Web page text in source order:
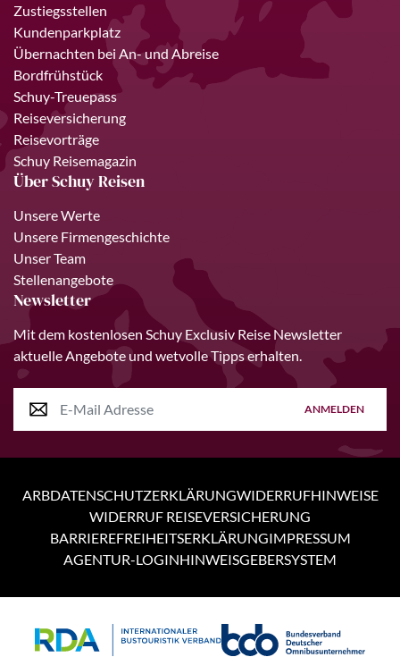
3 Tage
Zustiegsstellen
Kundenparkplatz
Übernachten bei An- und Abreise
Bordfrühstück
Schuy-Treuepass
Reiseversicherung
Reisevorträge
Schuy Reisemagazin
Über Schuy Reisen
Unsere Werte
Unsere Firmengeschichte
Unser Team
Stellenangebote
Newsletter
Mit dem kostenlosen Schuy Exclusiv Reise Newsletter
aktuelle Angebote und wetvolle Tipps erhalten.
ANMELDEN
ARBDATENSCHUTZERKLÄRUNGWIDERRUFHINWEISE
WIDERRUF REISEVERSICHERUNG
BARRIEREFREIHEITSERKLÄRUNGIMPRESSUM
AGENTUR-LOGINHINWEISGEBERSYSTEM